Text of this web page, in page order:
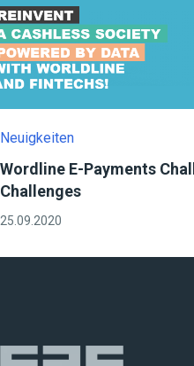
Neuigkeiten
Wordline E-Payments
Challenges
25.09.2020